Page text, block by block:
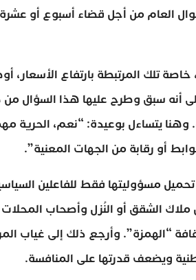
العام من أجل قضاء أسبوع أو
تلك المرتبطة بارتفاع
أنه سبق وطرح عليها هذا السؤال من
يتساءل بوعيدة: “نعم، الحرية
أو رقابة من الجهات المعنية”.
تحميل مسؤوليتها فقط للفاعلين
ملاك الشقق أو النُزل وأصحاب
“الهمزة”. وأرجع ذلك إلى غياب
ويضعف قدرتها على المنافسة.